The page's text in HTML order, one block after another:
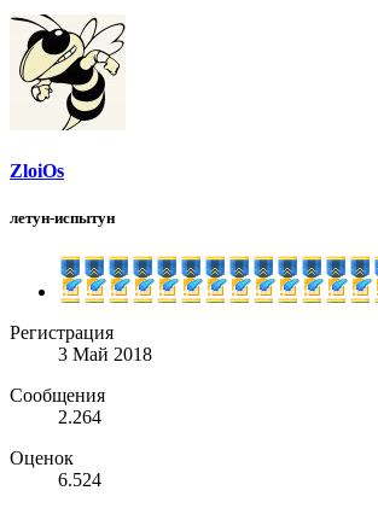
ZloiOs
летун-испытун
Регистрация
3 Май 2018
Сообщения
2.264
Оценок
6.524